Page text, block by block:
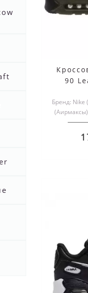
90
Бренд: Nike